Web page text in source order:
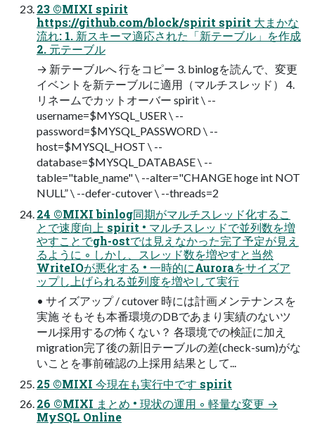
23 ©MIXI spirit
https://github.com/block/spirit spirit ⼤まかな
流れ: 1. 新スキーマ適応された「新テーブル」を作成
2. 元テーブル
→ 新テーブルへ ⾏をコピー 3. binlogを読んで、変更
イベントを新テーブルに適⽤（マルチスレッド） 4.
リネームでカットオーバー spirit \ --
username=$MYSQL_USER \ --
password=$MYSQL_PASSWORD \ --
host=$MYSQL_HOST \ --
database=$MYSQL_DATABASE \ --
table="table_name" \ --alter="CHANGE hoge int NOT
NULL” \ --defer-cutover \ --threads=2
24 ©MIXI binlog同期がマルチスレッド化するこ
とで速度向上 spirit • マルチスレッドで並列数を増
やすことでgh-ostでは⾒えなかった完了予定が⾒え
るように ◦ しかし、スレッド数を増やすと当然
WriteIOが悪化する • ⼀時的にAuroraをサイズア
ップし上げられる並列度を増やして実⾏
• サイズアップ / cutover 時には計画メンテナンスを
実施 そもそも本番環境のDBであまり実績のないツ
ール採⽤するの怖くない？ 各環境での検証に加え
migration完了後の新旧テーブルの差(check-sum)がな
いことを事前確認の上採⽤ 結果として...
25 ©MIXI 今現在も実⾏中です spirit
26 ©MIXI まとめ • 現状の運⽤ ◦ 軽量な変更 →
MySQL Online